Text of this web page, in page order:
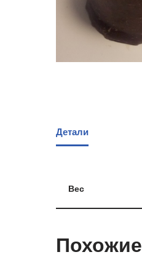
Детали
Вес
Похожие